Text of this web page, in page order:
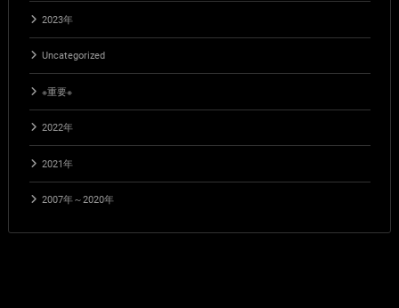
2023年
Uncategorized
※重要※
2022年
2021年
2007年～2020年